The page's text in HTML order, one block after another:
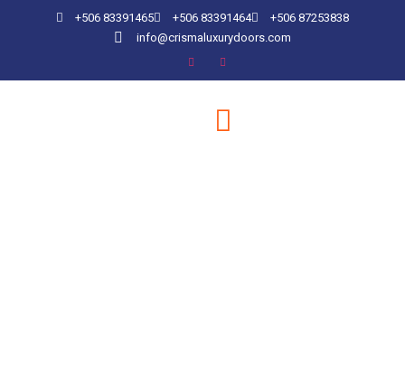
+506 83391465 +506 83391464
+506 87253838
info@crismaluxurydoors.com